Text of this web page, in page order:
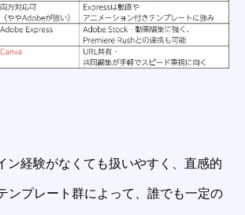
ン経験がなくても扱いやすく、直感的
ンプレート群によって、誰でも一定の